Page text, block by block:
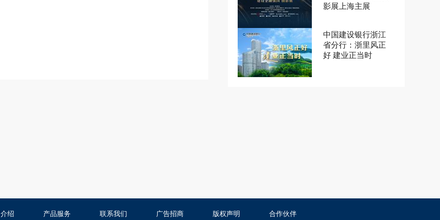
影展上海主展
中国建设银行浙江
省分行：浙里风正
好 建业正当时
绍 产品服务 联系我们 广告招商 版权声明 合作伙伴